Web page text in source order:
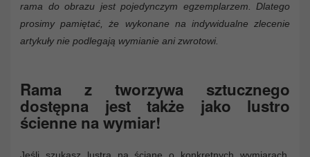
rama do obrazu jest pojedynczym egzemplarzem. Dlatego
prosimy pamiętać, że wykonane na indywidualne zlecenie
artykuły nie podlegają wymianie ani zwrotowi.
Rama z tworzywa sztucznego
dostępna jest także jako lustro
ścienne na wymiar!
Jeśli szukasz lustra na ścianę o konkretnych wymiarach,